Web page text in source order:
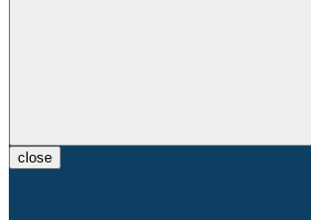
close